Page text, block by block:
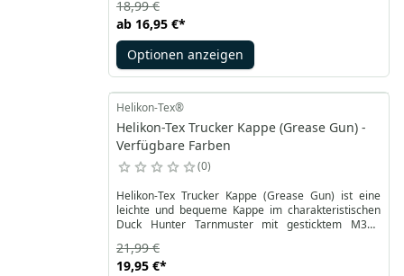
Mesh-Einsätze auf der Rückseite sorgen für gute
Belüftung, während der vorgeformte Schirm die
Augen vor der Sonne schützt. Der verstellbare
Verschluss ermöglicht eine optimale Passform und
macht die Kappe zu einer praktischen und stilvollen
ab 16,95 €*
18,99 €
Optionen anzeigen
Helikon-Tex®
Helikon-Tex Trucker Kappe (Grease Gun) -
Verfügbare Farben
0
Helikon-Tex Trucker Kappe (Grease Gun) ist eine
leichte und bequeme Kappe im charakteristischen
Duck Hunter Tarnmuster mit gesticktem M3A1
für optimale Belüftung, während der gebogene
Schirm die Augen zuverlässig vor Sonne schützt.
19,95 €*
21,99 €